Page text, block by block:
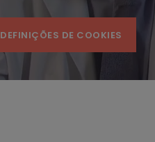
DEFINIÇÕES DE COOKIES